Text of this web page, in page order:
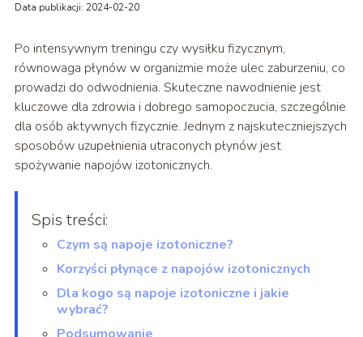
Data publikacji: 2024-02-20
Po intensywnym treningu czy wysiłku fizycznym,
równowaga płynów w organizmie może ulec zaburzeniu, co
prowadzi do odwodnienia. Skuteczne nawodnienie jest
kluczowe dla zdrowia i dobrego samopoczucia, szczególnie
dla osób aktywnych fizycznie. Jednym z najskuteczniejszych
sposobów uzupełnienia utraconych płynów jest
spożywanie napojów izotonicznych.
Spis treści:
Czym są napoje izotoniczne?
Korzyści płynące z napojów izotonicznych
Dla kogo są napoje izotoniczne i jakie
wybrać?